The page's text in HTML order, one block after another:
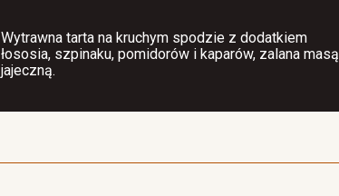
Wytrawna tarta na kruchym spodzie z dodatkiem
łososia, szpinaku, pomidorów i kaparów, zalana masą
jajeczną.